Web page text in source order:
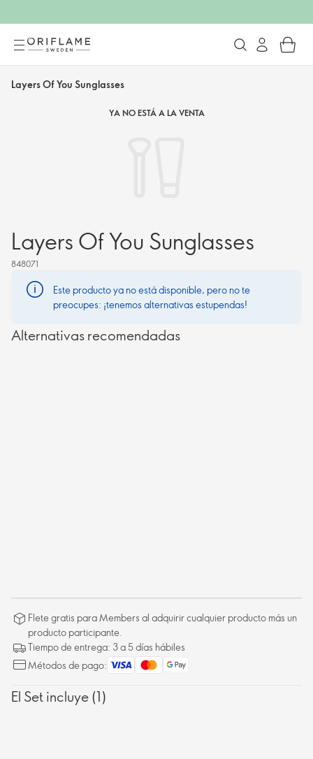
Layers Of You Sunglasses
YA NO ESTÁ A LA VENTA
Layers Of You Sunglasses
848071
Este producto ya no está disponible, pero no te
preocupes: ¡tenemos alternativas estupendas!
Alternativas recomendadas
Flete gratis para Members al adquirir cualquier producto más un
producto participante.
Tiempo de entrega: 3 a 5 días hábiles
Métodos de pago:
El Set incluye (1)